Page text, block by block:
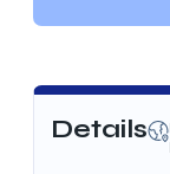
Details